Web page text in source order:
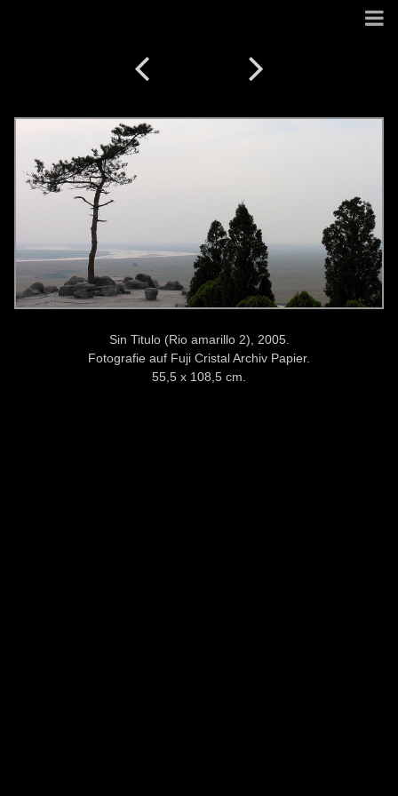
Sin Titulo (Rio amarillo 2), 2005.
Fotografie auf Fuji Cristal Archiv Papier.
55,5 x 108,5 cm.